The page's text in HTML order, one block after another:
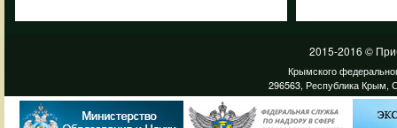
2015-2016 ©
Крымского
296563, Республика Крым,